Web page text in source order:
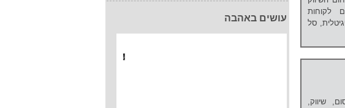
עושים באהבה
לקוחות
סל
שיווק,